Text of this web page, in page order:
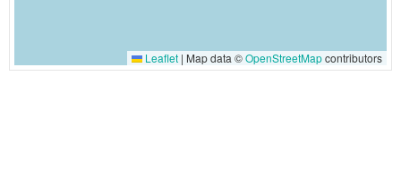
Leaflet | Map data ©OpenStreetMapcontributors